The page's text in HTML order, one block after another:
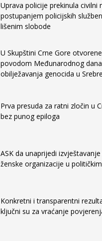
Uprava policije prekinula civilni
postupanjem policijskih
lišenim slobode
U Skupštini Crne Gore
povodom Međunarodnog
obilježavanja genocida u
Prva presuda za ratni zločin u
bez punog epiloga
ASK da unaprijedi
ženske organizacije u
Konkretni i transparentni
ključni su za vraćanje